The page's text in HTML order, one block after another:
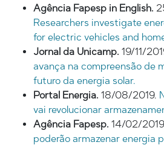
Agência Fapesp in English.
Researchers investigate
for electric vehicles and
Jornal da Unicamp. 19/11/
avança na compreensão de
futuro da energia solar.
Portal Energia. 18/08/2019.
vai revolucionar
Agência Fapesp. 14/02/
poderão armazenar energia